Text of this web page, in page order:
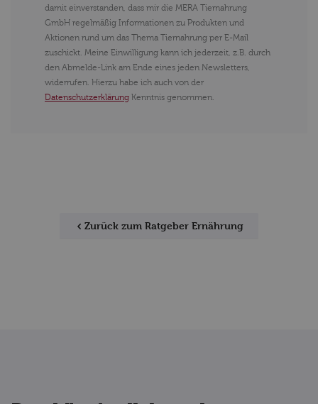
damit einverstanden, dass mir die MERA Tiernahrung
GmbH regelmäßig Informationen zu Produkten und
Aktionen rund um das Thema Tiernahrung per E-Mail
zuschickt. Meine Einwilligung kann ich jederzeit, z.B. durch
den Abmelde-Link am Ende eines jeden Newsletters,
widerrufen. Hierzu habe ich auch von der
Datenschutzerklärung Kenntnis genommen.
Zurück zum Ratgeber Ernährung